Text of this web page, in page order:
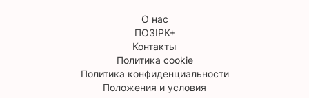
О нас
ПОЗІРК+
Контакты
Политика cookie
Политика конфиденциальности
Положения и условия